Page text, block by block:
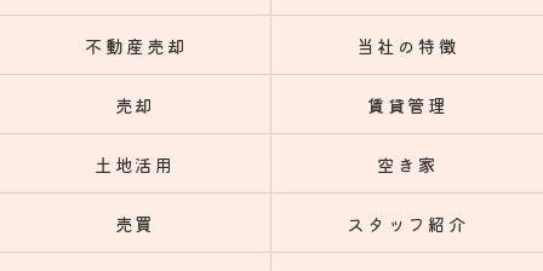
不動産売却 当社の特徴
売却 賃貸管理
土地活用 空き家
売買 スタッフ紹介